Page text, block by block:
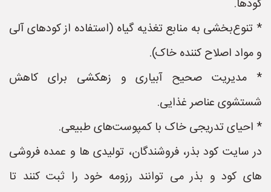
کودها.
* تنوع‌بخشی به منابع تغذیه گیاه (استفاده از کودهای آلی
و مواد اصلاح کننده خاک).
* مدیریت صحیح آبیاری و زهکشی برای کاهش
شستشوی عناصر غذایی.
* احیای تدریجی خاک با کمپوست‌های طبیعی.
در سایت کود بذر، فروشندگان، تولیدی ها و عمده فروشی
های کود و بذر می توانند رزومه خود را ثبت کنند تا